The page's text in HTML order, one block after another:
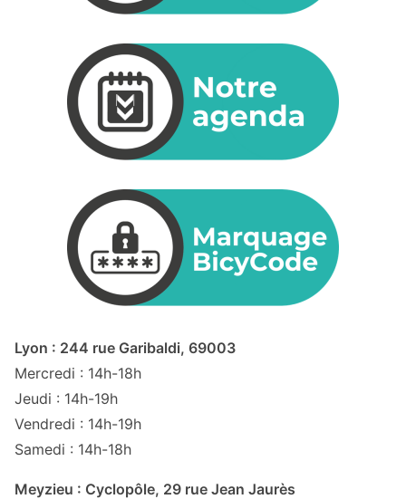
Lyon : 244 rue Garibaldi, 69003
Mercredi : 14h-18h
Jeudi : 14h-19h
Vendredi : 14h-19h
Samedi : 14h-18h
Meyzieu : Cyclopôle, 29 rue Jean Jaurès